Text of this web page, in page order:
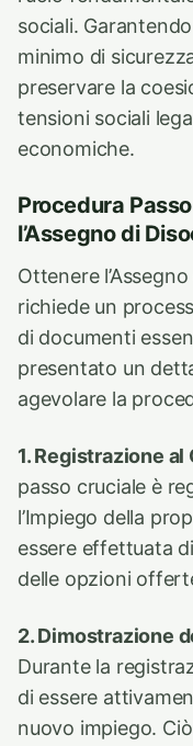
sociali.
minimo di
preservare la
tensioni sociali
economiche.
Procedura
l’Assegno di
Ottenere
richiede un
di documenti
presentato un
agevolare la
1. Registrazione al
passo cruciale è
l’Impiego della
essere effettuata
delle opzioni
2. Dimostrazione
Durante la
di essere
nuovo impiego.